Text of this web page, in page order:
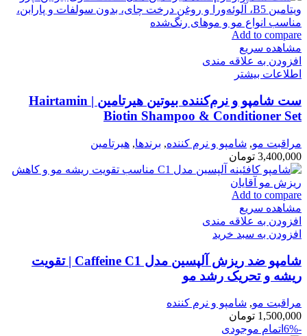
Add to compare
مشاهده سریع
افزودن به علاقه مندی
اطلاعات بیشتر
ست شامپو و نرم‌کننده بیوتین هیرتامین | Hairtamin
Biotin Shampoo & Conditioner Set
مراقبت مو, شامپو و نرم كننده, برندها, هیرتامین
3,400,000 تومان
Add to compare
مشاهده سریع
افزودن به علاقه مندی
افزودن به سبد خرید
شامپو ضد ریزش آلپسین مدل Caffeine C1 | تقویت
ریشه و تحریک رشد مو
مراقبت مو, شامپو و نرم كننده
1,500,000 تومان
-6%
اتمام موجودی